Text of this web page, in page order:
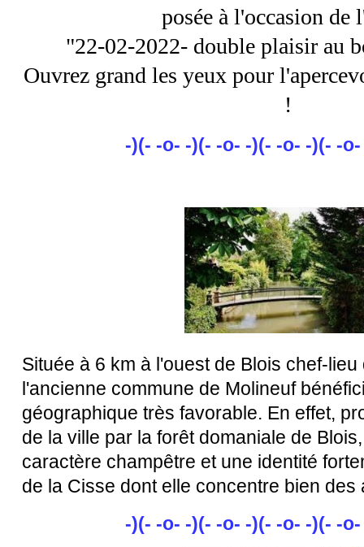
posée à l'occasion de
"22-02-2022- double plaisir au
Ouvrez grand les yeux pour
!
-)(- -o- -)(- -o- -)(- -o- -)(- -
Située à 6 km à l'ouest de Blois chef-
l'ancienne commune de Molineuf
géographique très favorable. En effet,
de la ville par la forêt domaniale de
caractère champêtre et une identité
de la Cisse dont elle concentre bien
-)(- -o- -)(- -o- -)(- -o- -)(- -